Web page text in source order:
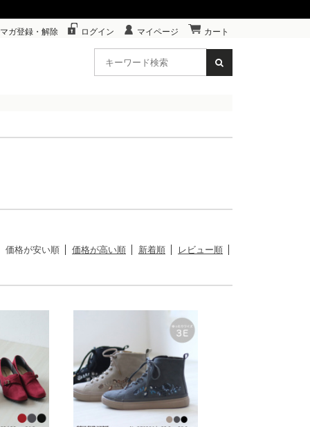
ガ登録・解除 ログイン マイページ カート
価格が安い順 価格が高い順 新着順 レビュー順